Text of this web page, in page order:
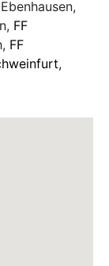
FF
FF
,